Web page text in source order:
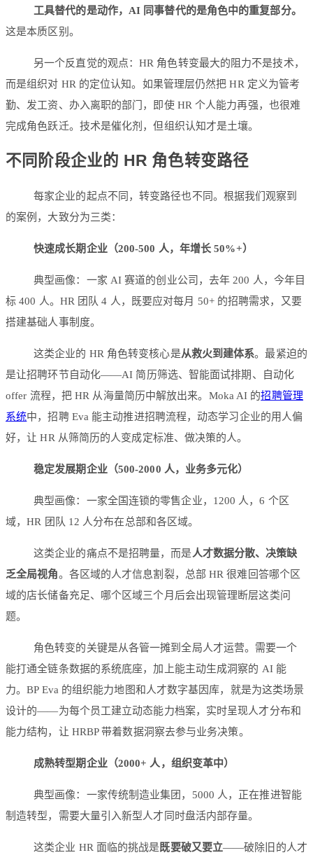
工具替代的是动作，AI 同事替代的是角色中的重复部分。
这是本质区别。
另一个反直觉的观点：HR 角色转变最大的阻力不是技术，
而是组织对 HR 的定位认知。如果管理层仍然把 HR 定义为管考
勤、发工资、办入离职的部门，即使 HR 个人能力再强，也很难
完成角色跃迁。技术是催化剂，但组织认知才是土壤。
不同阶段企业的 HR 角色转变路径
每家企业的起点不同，转变路径也不同。根据我们观察到
的案例，大致分为三类：
快速成长期企业（200-500 人，年增长 50%+）
典型画像：一家 AI 赛道的创业公司，去年 200 人，今年目
标 400 人。HR 团队 4 人，既要应对每月 50+ 的招聘需求，又要
搭建基础人事制度。
这类企业的 HR 角色转变核心是从救火到建体系。最紧迫的
是让招聘环节自动化——AI 简历筛选、智能面试排期、自动化
offer 流程，把 HR 从海量简历中解放出来。Moka AI 的招聘管理
系统中，招聘 Eva 能主动推进招聘流程，动态学习企业的用人偏
好，让 HR 从筛简历的人变成定标准、做决策的人。
稳定发展期企业（500-2000 人，业务多元化）
典型画像：一家全国连锁的零售企业，1200 人，6 个区
域，HR 团队 12 人分布在总部和各区域。
这类企业的痛点不是招聘量，而是人才数据分散、决策缺
乏全局视角。各区域的人才信息割裂，总部 HR 很难回答哪个区
域的店长储备充足、哪个区域三个月后会出现管理断层这类问
题。
角色转变的关键是从各管一摊到全局人才运营。需要一个
能打通全链条数据的系统底座，加上能主动生成洞察的 AI 能
力。BP Eva 的组织能力地图和人才数字基因库，就是为这类场景
设计的——为每个员工建立动态能力档案，实时呈现人才分布和
能力结构，让 HRBP 带着数据洞察去参与业务决策。
成熟转型期企业（2000+ 人，组织变革中）
典型画像：一家传统制造业集团，5000 人，正在推进智能
制造转型，需要大量引入新型人才同时盘活内部存量。
这类企业 HR 面临的挑战是既要破又要立——破除旧的人才